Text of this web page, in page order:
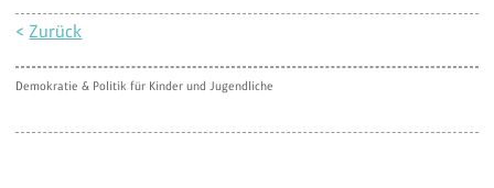
< Zurück
Demokratie & Politik für Kinder und Jugendliche